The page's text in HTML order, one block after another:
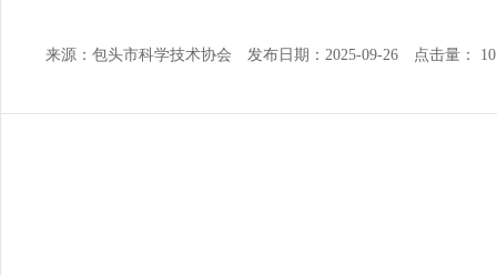
来源：包头市科学技术协会 发布日期：2025-09-26 点击量： 10